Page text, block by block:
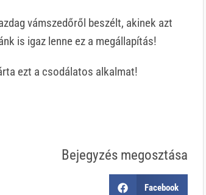
vámszedőről beszélt, akinek azt
is igaz lenne ez a megállapítás!
ezt a csodálatos alkalmat!
Bejegyzés megosztása
Facebook